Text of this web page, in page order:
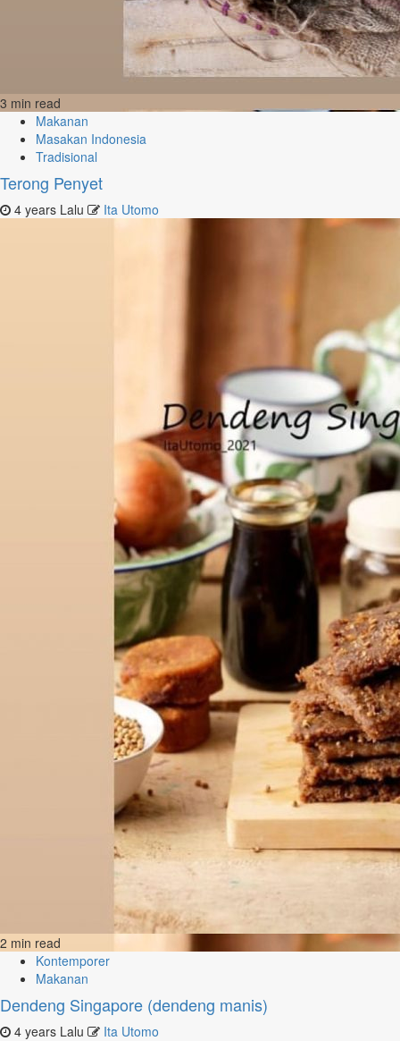
3 min read
Makanan
Masakan Indonesia
Tradisional
Terong Penyet
4 years Lalu Ita Utomo
2 min read
Kontemporer
Makanan
Dendeng Singapore (dendeng manis)
4 years Lalu Ita Utomo